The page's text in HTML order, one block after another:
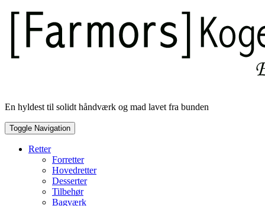
Skip
content
En hyldest til solidt håndværk og mad lavet fra bunden
Toggle Navigation
Retter
Forretter
Hovedretter
Desserter
Tilbehør
Bagværk